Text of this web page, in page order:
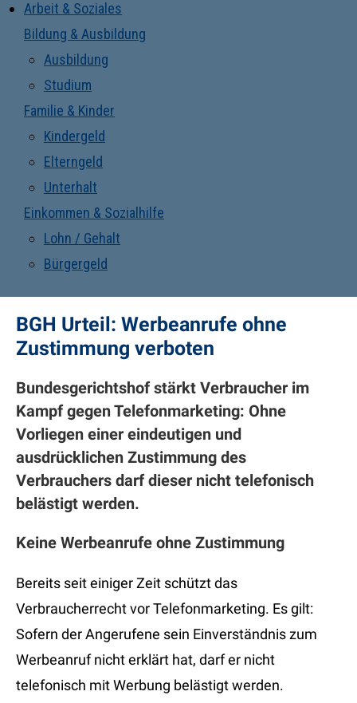
Arbeit & Soziales
Bildung & Ausbildung
Ausbildung
Studium
Familie & Kinder
Kindergeld
Elterngeld
Unterhalt
Einkommen & Sozialhilfe
Lohn / Gehalt
Bürgergeld
BGH Urteil: Werbeanrufe ohne
Zustimmung verboten
Bundesgerichtshof stärkt Verbraucher im
Kampf gegen Telefonmarketing: Ohne
Vorliegen einer eindeutigen und
ausdrücklichen Zustimmung des
Verbrauchers darf dieser nicht telefonisch
belästigt werden.
Keine Werbeanrufe ohne Zustimmung
Bereits seit einiger Zeit schützt das
Verbraucherrecht vor Telefonmarketing. Es gilt:
Sofern der Angerufene sein Einverständnis zum
Werbeanruf nicht erklärt hat, darf er nicht
telefonisch mit Werbung belästigt werden.